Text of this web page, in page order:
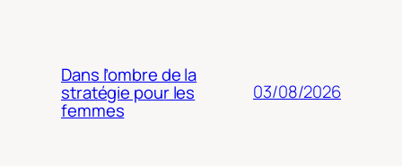
Dans l’ombre de la
stratégie pour les
femmes
03/08/2026